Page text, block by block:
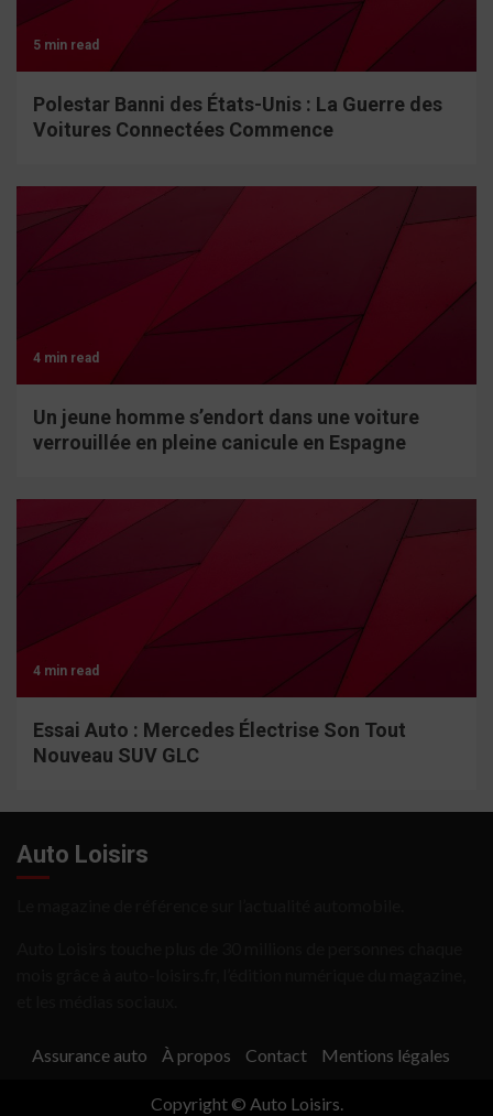
5 min read
Polestar Banni des États-Unis : La Guerre des
Voitures Connectées Commence
4 min read
Un jeune homme s’endort dans une voiture
verrouillée en pleine canicule en Espagne
4 min read
Essai Auto : Mercedes Électrise Son Tout
Nouveau SUV GLC
Auto Loisirs
Assurance auto À propos Contact Mentions légales
Copyright © Auto Loisirs.